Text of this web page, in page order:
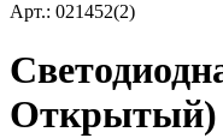
Арт.: 021452(2)
Открытый)